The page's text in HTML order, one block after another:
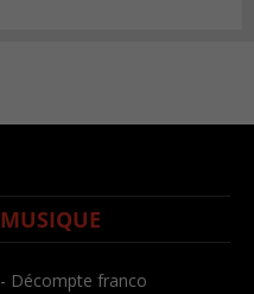
MUSIQUE
- Décompte franco